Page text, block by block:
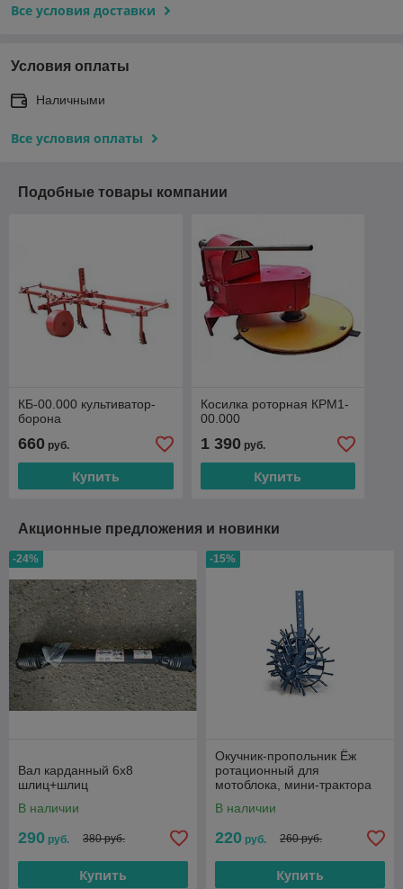
Все условия доставки
Условия оплаты
Наличными
Все условия оплаты
Подобные товары компании
КБ-00.000 культиватор-
борона
660 руб.
Купить
Косилка роторная КРМ1-
00.000
1 390руб.
Купить
Акционные предложения и новинки
-24%
Вал карданный 6х8
шлиц+шлиц
В наличии
290 руб. 380 руб.
Купить
-15%
Окучник-пропольник Ёж
ротационный для
мотоблока, мини-трактора
В наличии
220 руб. 260 руб.
Купить